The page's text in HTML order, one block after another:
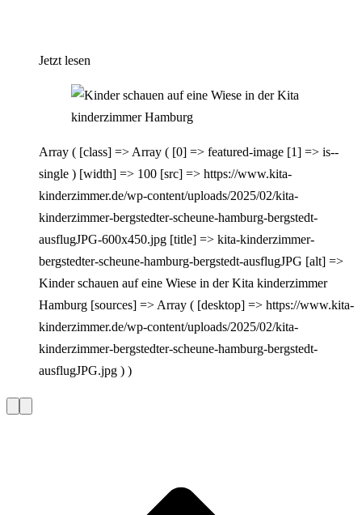
Jetzt lesen
Array ( [class] => Array ( [0] => featured-image [1] => is--
single ) [width] => 100 [src] => https://www.kita-
kinderzimmer.de/wp-content/uploads/2025/02/kita-
kinderzimmer-bergstedter-scheune-hamburg-bergstedt-
ausflugJPG-600x450.jpg [title] => kita-kinderzimmer-
bergstedter-scheune-hamburg-bergstedt-ausflugJPG [alt] =>
Kinder schauen auf eine Wiese in der Kita kinderzimmer
Hamburg [sources] => Array ( [desktop] => https://www.kita-
kinderzimmer.de/wp-content/uploads/2025/02/kita-
kinderzimmer-bergstedter-scheune-hamburg-bergstedt-
ausflugJPG.jpg ) )
SlideSlide